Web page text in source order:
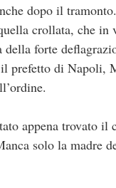
dopo il
crollata, che in
della forte
prefetto di Napoli,
appena trovato il
solo la madre